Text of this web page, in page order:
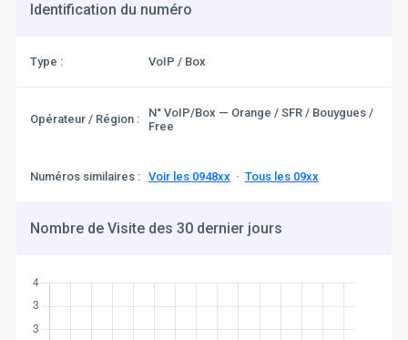
Identification du numéro
Type : VoIP / Box
Opérateur / Région :
N° VoIP/Box — Orange / SFR / Bouygues /
Free
Numéros similaires : Voir les 0948xx· Tous les 09xx
Nombre de Visite des 30 dernier jours